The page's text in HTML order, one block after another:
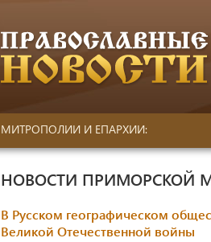
МИТРОПОЛИИ И ЕПАРХИИ:
НОВОСТИ ПРИМОРСКОЙ
В Русском географическом
Великой Отечественной войны